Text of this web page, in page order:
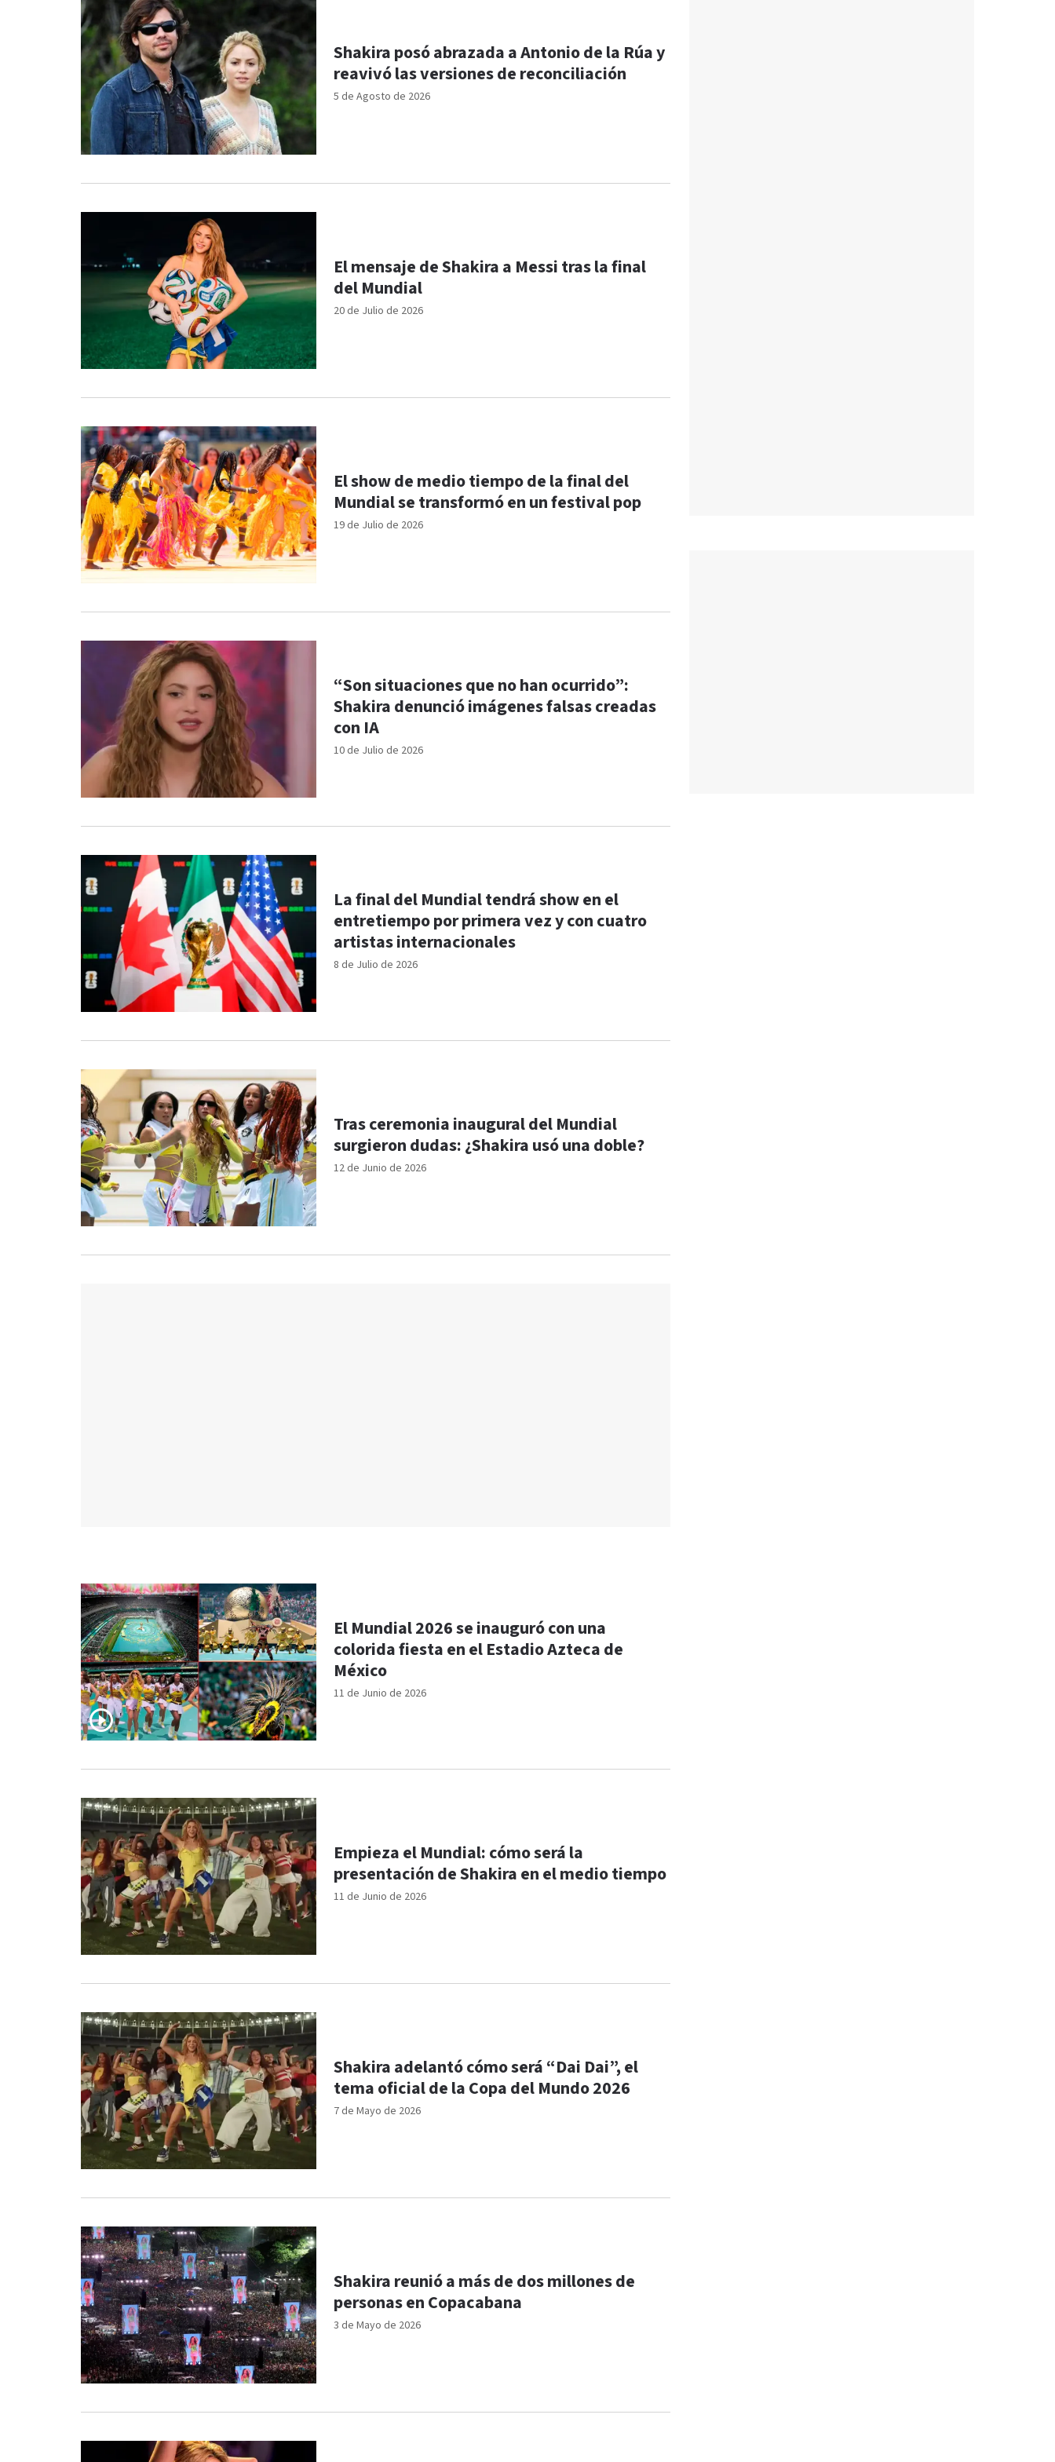
5 de Agosto de 2026
Shakira posó abrazada a Antonio de la Rúa y
reavivó las versiones de reconciliación
20 de Julio de 2026
El mensaje de Shakira a Messi tras la final
del Mundial
19 de Julio de 2026
El show de medio tiempo de la final del
Mundial se transformó en un festival pop
10 de Julio de 2026
“Son situaciones que no han ocurrido”:
Shakira denunció imágenes falsas creadas
con IA
8 de Julio de 2026
La final del Mundial tendrá show en el
entretiempo por primera vez y con cuatro
artistas internacionales
12 de Junio de 2026
Tras ceremonia inaugural del Mundial
surgieron dudas: ¿Shakira usó una doble?
11 de Junio de 2026
El Mundial 2026 se inauguró con una
colorida fiesta en el Estadio Azteca de
México
11 de Junio de 2026
Empieza el Mundial: cómo será la
presentación de Shakira en el medio tiempo
7 de Mayo de 2026
Shakira adelantó cómo será “Dai Dai”, el
tema oficial de la Copa del Mundo 2026
3 de Mayo de 2026
Shakira reunió a más de dos millones de
personas en Copacabana